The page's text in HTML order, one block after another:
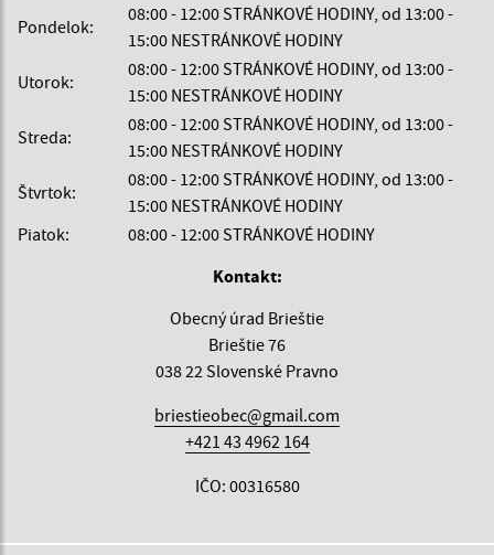
Pondelok:
08:00 - 12:00 STRÁNKOVÉ HODINY, od 13:00 -
15:00 NESTRÁNKOVÉ HODINY
Utorok:
08:00 - 12:00 STRÁNKOVÉ HODINY, od 13:00 -
15:00 NESTRÁNKOVÉ HODINY
Streda:
08:00 - 12:00 STRÁNKOVÉ HODINY, od 13:00 -
15:00 NESTRÁNKOVÉ HODINY
Štvrtok:
08:00 - 12:00 STRÁNKOVÉ HODINY, od 13:00 -
15:00 NESTRÁNKOVÉ HODINY
Piatok:
08:00 - 12:00 STRÁNKOVÉ HODINY
Kontakt:
Obecný úrad Brieštie
Brieštie 76
038 22 Slovenské Pravno
briestieobec@gmail.com
+421 43 4962 164
IČO: 00316580